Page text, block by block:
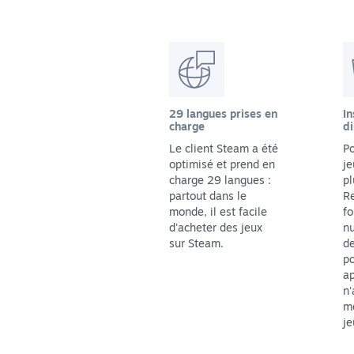
29 langues prises en
charge
Le client Steam a été
optimisé et prend en
charge 29 langues :
partout dans le
monde, il est facile
d'acheter des jeux
sur Steam.